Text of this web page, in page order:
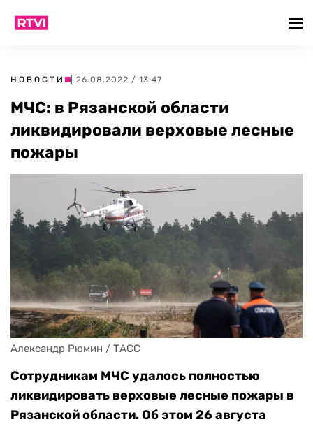
НОВОСТИ | 26.08.2022 / 13:47
МЧС: в Рязанской области
ликвидировали верховые лесные
пожары
Александр Рюмин / ТАСС
Сотрудникам МЧС удалось полностью
ликвидировать верховые лесные пожары в
Рязанской области. Об этом 26 августа